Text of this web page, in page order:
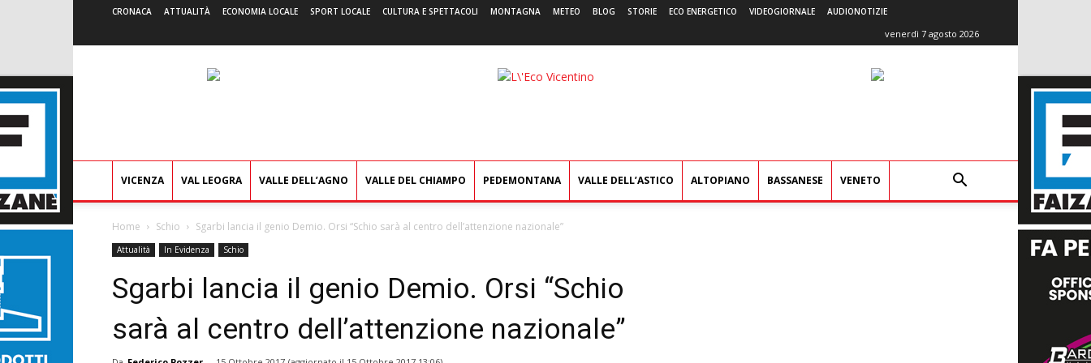
CRONACA ATTUALITÀ ECONOMIA LOCALE SPORT LOCALE CULTURA E SPETTACOLI MONTAGNA METEO BLOG STORIE ECO ENERGETICO VIDEOGIORNALE AUDIONOTIZIE
venerdì 7 agosto 2026
L'Eco
VICENZA VAL LEOGRA VALLE DELL’AGNO VALLE DEL CHIAMPO PEDEMONTANA VALLE DELL’ASTICO ALTOPIANO BASSANESE VENETO
Home Schio Sgarbi lancia il genio Demio. Orsi “Schio sarà al centro dell’attenzione nazionale”
Attualità In Evidenza Schio
Sgarbi lancia il genio Demio. Orsi “Schio
sarà al centro dell’attenzione nazionale”